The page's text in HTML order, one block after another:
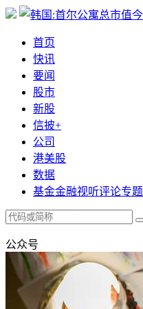
首页
快讯
要闻
股市
新股
信披+
公司
港美股
数据
基金金融视听评论专题
公众号